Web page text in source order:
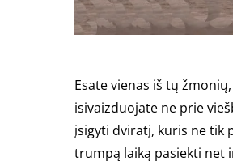
Esate vienas iš tų
isivaizduojate ne prie
įsigyti dviratį, kuris ne tik
trumpą laiką pasiekti net